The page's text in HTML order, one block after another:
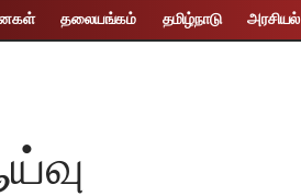
தலையங்கம் தமிழ்நாடு அரசியல்